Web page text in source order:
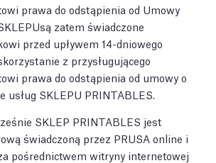
prawa do odstąpienia od Umowy
zatem świadczone
przed upływem 14-dniowego
z przysługującego
prawa do odstąpienia od umowy o
usług SKLEPU PRINTABLES.
SKLEP PRINTABLES jest
świadczoną przez PRUSA online i
pośrednictwem witryny internetowej